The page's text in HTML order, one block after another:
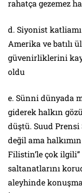
rahatça gezemez
d. Siyonist katliamı
Amerika ve batılı
güvenirliklerini
oldu
e. Sünni dünyada
giderek halkın
düştü. Suud
değil ama
Filistin’le çok
saltanatlarını
aleyhinde